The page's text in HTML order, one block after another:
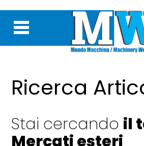
Ricerca
Stai cercando il
Mercati esteri